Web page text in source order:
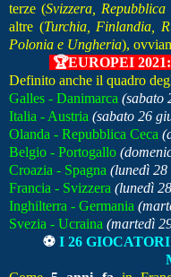
terze (Svizzera,
altre (Turchia, Finlandia,
Polonia e Ungheria),
🏆EUROPEI
Definito anche il quadro
Galles - Danimarca (sabato
Italia - Austria (sabato 26
Olanda - Repubblica Ceca
Belgio - Portogallo
Croazia - Spagna (lunedì 28
Francia - Svizzera (lunedì
Inghilterra - Germania
Svezia - Ucraina (martedì
⚽ I 26